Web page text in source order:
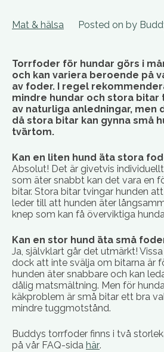
Mat & hälsa Posted on by
Torrfoder för hundar görs i
och kan variera beroende på
av foder. I regel
mindre hundar och stora bitar
av naturliga anledningar, men
då stora bitar kan gynna små
tvärtom.
Kan en liten hund äta stora
Absolut! Det är givetvis
som äter snabbt kan det vara en
bitar. Stora bitar tvingar hunden
leder till att hunden äter
knep som kan få överviktiga
Kan en stor hund äta små
Ja, självklart går det utmärkt!
dock att inte svälja om bitarna är
hunden äter snabbare och kan
dålig matsmältning. Men för
käkproblem är små bitar ett bra
mindre tuggmotstånd.
Buddys torrfoder finns i två
på vår FAQ-sida här.